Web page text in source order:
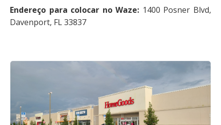
Endereço para colocar no Waze: 1400 Posner Blvd,
Davenport, FL 33837